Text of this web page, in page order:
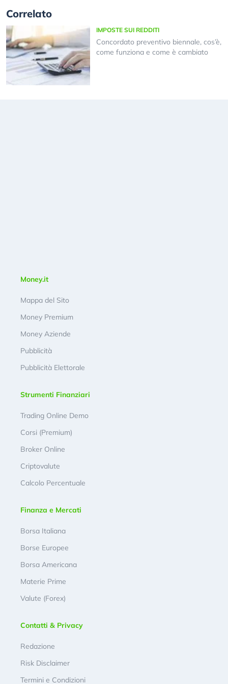
Correlato
IMPOSTE SUI REDDITI
Concordato preventivo biennale, cos’è,
come funziona e come è cambiato
Money.it
Mappa del Sito
Money Premium
Money Aziende
Pubblicità
Pubblicità Elettorale
Strumenti Finanziari
Trading Online Demo
Corsi (Premium)
Broker Online
Criptovalute
Calcolo Percentuale
Finanza e Mercati
Borsa Italiana
Borse Europee
Borsa Americana
Materie Prime
Valute (Forex)
Contatti & Privacy
Redazione
Risk Disclaimer
Termini e Condizioni